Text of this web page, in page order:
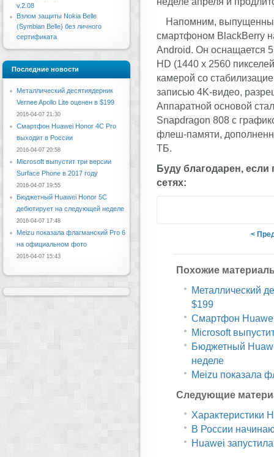
Напомним,
смартфоном BlackBerry
Android. Он оснащается
HD (1440 x 2560
камерой со
записью 4K-видео,
Аппаратной основой
Snapdragon 808 с
флеш-памяти,
ТБ.
Буду благодарен, если
сетях:
<
Похожие
Металлический
$199
Смартфон
Microsoft
Бюджетный
неделе
Meizu показала
Следующие
Характеристики
В России
Huawei
v.2.08
Взлом защиты Nokia Belle
(Symbian Belle) без личного
сертификата
Последние новости
Металлический десятиядерник
Vernee Apollo Lite оценен в $199
2016-04-07 21:30
Смартфон Huawei Honor 4C Pro
выходит в России
2016-04-07 20:58
Microsoft выпустит три версии
Surface Phone в 2017 году
2016-04-07 19:55
Бюджетный Huawei Honor 5C
дебютирует на следующей неделе
2016-04-07 17:48
Meizu показала флагманский Pro 6
на официальном фото
2016-04-07 15:43